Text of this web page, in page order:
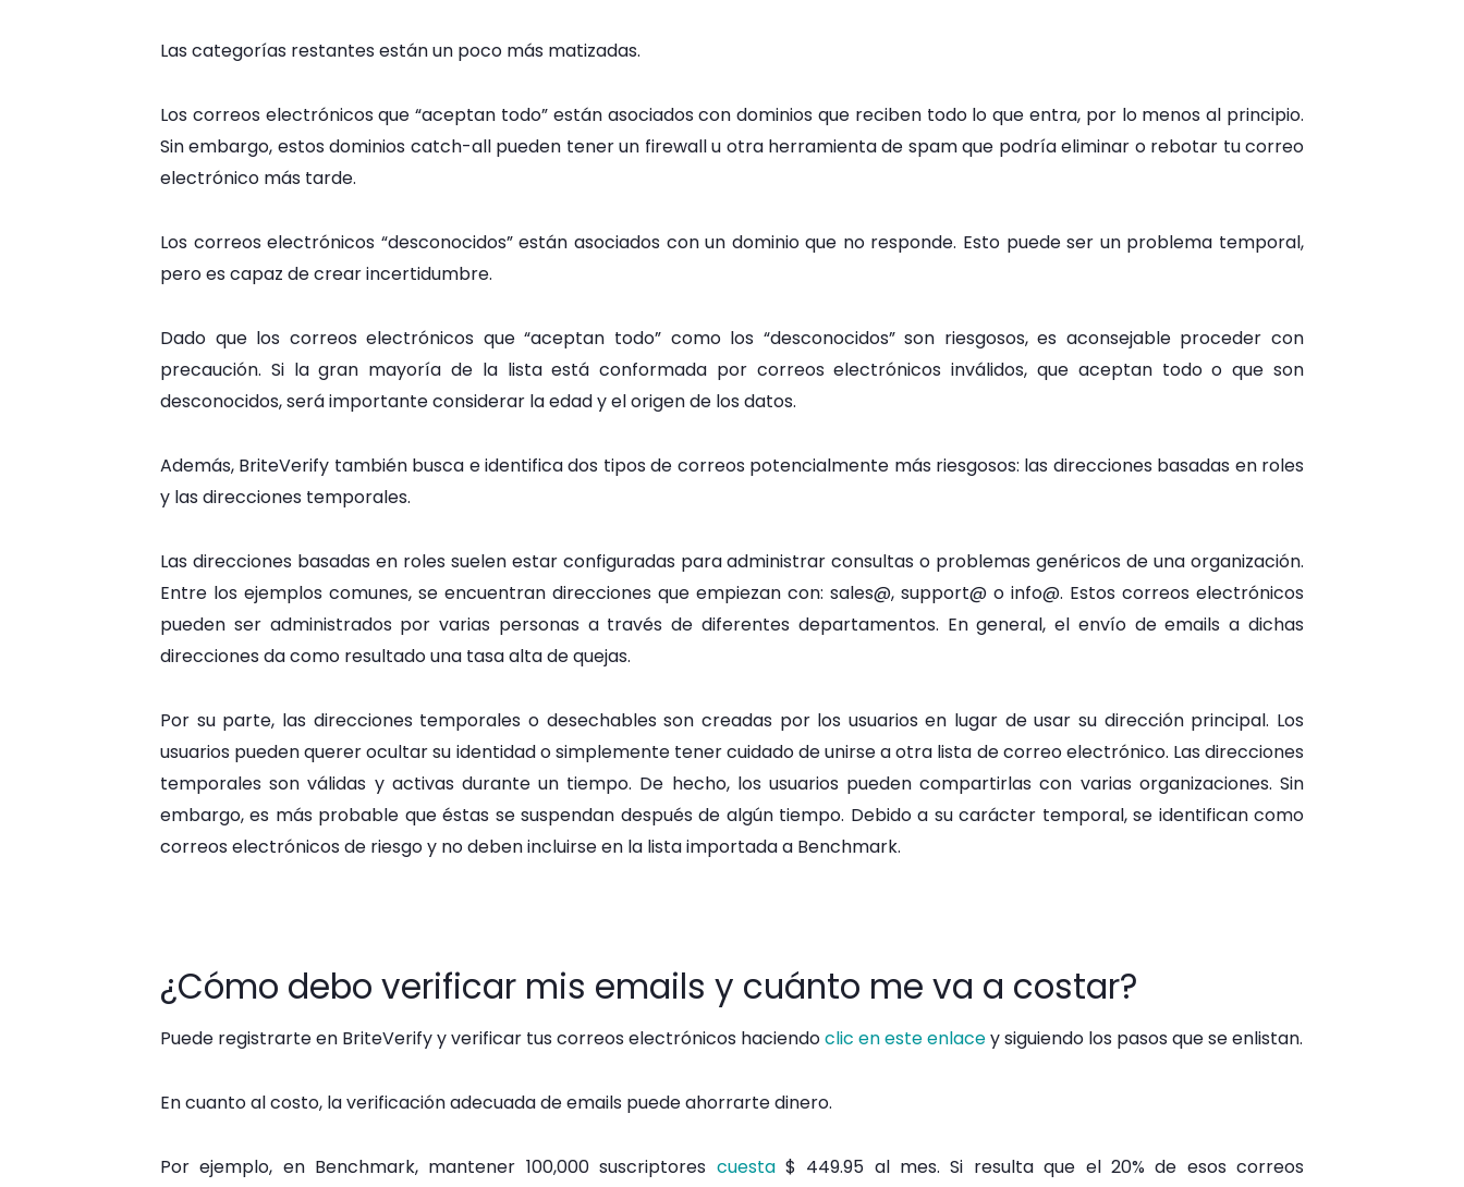
Las categorías restantes están un poco más matizadas.
Los correos electrónicos que “aceptan todo” están asociados con dominios que reciben todo lo que entra, por lo menos al principio.
Sin embargo, estos dominios catch-all pueden tener un firewall u otra herramienta de spam que podría eliminar o rebotar tu correo
electrónico más tarde.
Los correos electrónicos “desconocidos” están asociados con un dominio que no responde. Esto puede ser un problema temporal,
pero es capaz de crear incertidumbre.
Dado que los correos electrónicos que “aceptan todo” como los “desconocidos” son riesgosos, es aconsejable proceder con
precaución. Si la gran mayoría de la lista está conformada por correos electrónicos inválidos, que aceptan todo o que son
desconocidos, será importante considerar la edad y el origen de los datos.
Además, BriteVerify también busca e identifica dos tipos de correos potencialmente más riesgosos: las direcciones basadas en roles
y las direcciones temporales.
Las direcciones basadas en roles suelen estar configuradas para administrar consultas o problemas genéricos de una organización.
Entre los ejemplos comunes, se encuentran direcciones que empiezan con: sales@, support@ o info@. Estos correos electrónicos
pueden ser administrados por varias personas a través de diferentes departamentos. En general, el envío de emails a dichas
direcciones da como resultado una tasa alta de quejas.
Por su parte, las direcciones temporales o desechables son creadas por los usuarios en lugar de usar su dirección principal. Los
usuarios pueden querer ocultar su identidad o simplemente tener cuidado de unirse a otra lista de correo electrónico. Las direcciones
temporales son válidas y activas durante un tiempo. De hecho, los usuarios pueden compartirlas con varias organizaciones. Sin
embargo, es más probable que éstas se suspendan después de algún tiempo. Debido a su carácter temporal, se identifican como
correos electrónicos de riesgo y no deben incluirse en la lista importada a Benchmark.
¿Cómo debo verificar mis emails y cuánto me va a costar?
Puede registrarte en BriteVerify y verificar tus correos electrónicos haciendoclic en este enlacey siguiendo los pasos que se enlistan.
En cuanto al costo, la verificación adecuada de emails puede ahorrarte dinero.
Por ejemplo, en Benchmark, mantener 100,000 suscriptores cuesta$ 449.95 al mes. Si resulta que el 20% de esos correos